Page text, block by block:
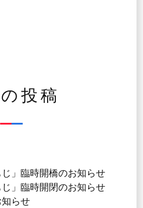
投稿
じ」臨時開橋のお知らせ
じ」臨時開閉のお知らせ
らせ